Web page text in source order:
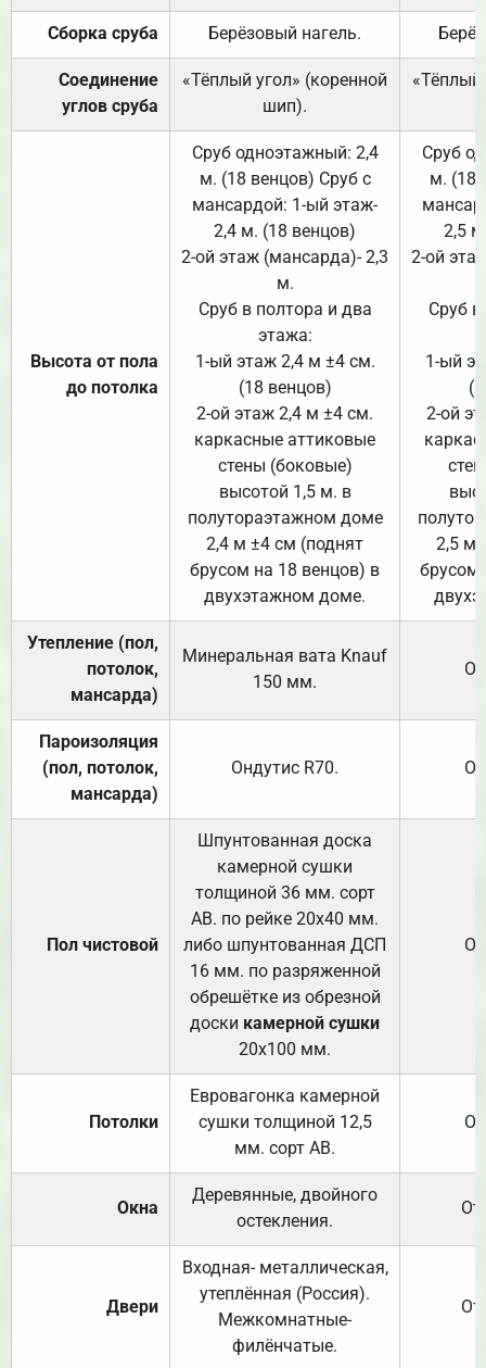
Сборка сруба Берёзовый нагель.
Соединение
углов сруба
«Тёплый угол» (коренной
шип).
«Тёплый
Высота от пола
до потолка
Сруб одноэтажный: 2,4
м. (18 венцов) Сруб с
мансардой: 1-ый этаж-
2,4 м. (18 венцов)
2-ой этаж (мансарда)- 2,3
м.
Сруб в полтора и два
этажа:
1-ый этаж 2,4 м ±4 см.
(18 венцов)
2-ой этаж 2,4 м ±4 см.
каркасные аттиковые
стены (боковые)
высотой 1,5 м. в
полутораэтажном доме
2,4 м ±4 см (поднят
брусом на 18 венцов) в
двухэтажном доме.
Сруб
м. (18
2,5
2-ой
Сруб
1-ый
2-ой
2,5 м
брусом
Утепление (пол,
потолок,
мансарда)
Минеральная вата Knauf
150 мм.
Пароизоляция
(пол, потолок,
мансарда)
Ондутис R70.
Пол чистовой
Шпунтованная доска
камерной сушки
толщиной 36 мм. сорт
АВ. по рейке 20х40 мм.
либо шпунтованная ДСП
16 мм. по разряженной
обрешётке из обрезной
доски камерной сушки
20х100 мм.
Потолки
Евровагонка камерной
сушки толщиной 12,5
мм. сорт АВ.
Окна
Деревянные, двойного
остекления.
Двери
Входная- металлическая,
утеплённая (Россия).
Межкомнатные-
филёнчатые.